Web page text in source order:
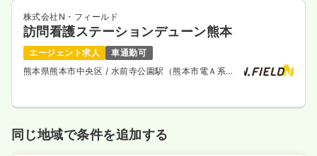
株式会社N・フィールド
訪問看護ステーションデューン熊本
エージェント求人
車通勤可
熊本県熊本市中央区 / 水前寺公園駅（熊本市電Ａ系
同じ地域で条件を追加する